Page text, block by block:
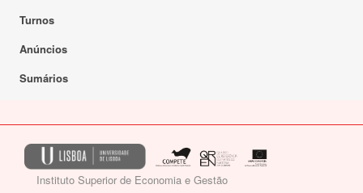
Turnos
Anúncios
Sumários
Instituto Superior de Economia e Gestão